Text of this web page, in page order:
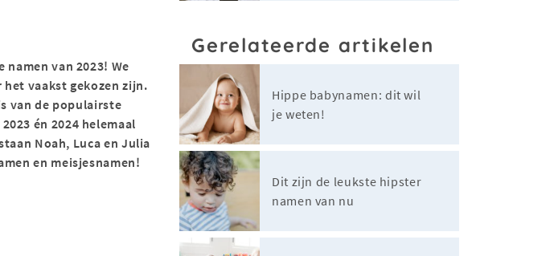
van 2023! We
vaakst gekozen zijn.
van de populairste
én 2024 helemaal
Noah, Luca en Julia
en meisjesnamen!
Gerelateerde artikelen
Hippe babynamen: dit wil
je weten!
Dit zijn de leukste hipster
namen van nu